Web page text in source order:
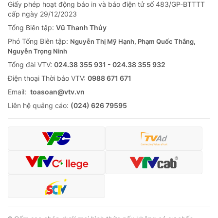
Sản phẩm
Thị trường
Tư vấn
Lịch phát sóng
Chuyên mục khác
Emagazine Podcast
Photo Infographic
Shorts video
VTV Money VTV Thể thao
VTV Sức khoẻ
Giấy phép hoạt động báo in và báo điện tử số 483/GP-BTTTT
cấp ngày 29/12/2023
Tổng Biên tập: Vũ Thanh Thủy
Phó Tổng Biên tập: Nguyễn Thị Mỹ Hạnh, Phạm Quốc Thắng,
Nguyễn Trọng Ninh
Tổng đài VTV: 024.38 355 931 - 024.38 355 932
Ðiện thoại Thời báo VTV: 0988 671 671
Email: toasoan@vtv.vn
Liên hệ quảng cáo: (024) 626 79595